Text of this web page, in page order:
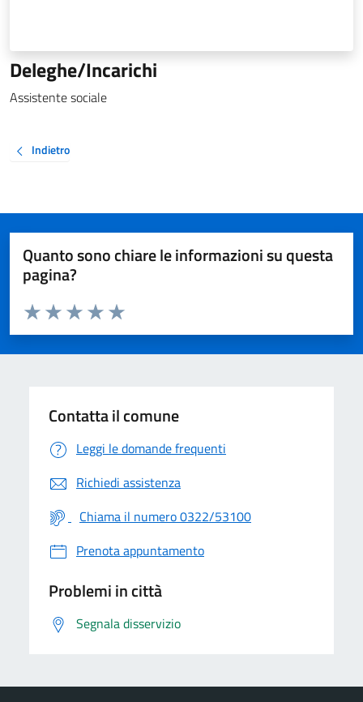
Deleghe/Incarichi
Assistente sociale
Indietro
Quanto sono chiare le informazioni su questa
pagina?
Valuta da 1 a 5 stelle la pagina
Valuta 5 stelle su 5
Valuta 4 stelle su 5
Valuta 3 stelle su 5
Valuta 2 stelle su 5
Valuta 1 stelle su 5
Contatta il comune
Leggi le domande frequenti
Richiedi assistenza
Chiama il numero 0322/53100
Prenota appuntamento
Problemi in città
Segnala disservizio